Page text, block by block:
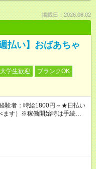
掲載日：2026.08.02
払い】おばあちゃ
大学生歓迎
ブランクOK
験者：時給1800円～★日払い
ます）※稼働開始時は手続き完